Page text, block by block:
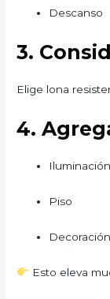
Descanso
3.
Elige lona
4.
Iluminación
Piso
Decoración
Esto eleva